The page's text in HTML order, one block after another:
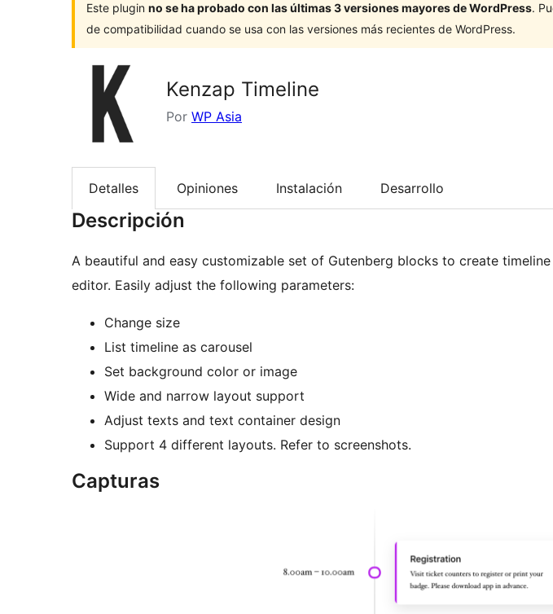
Este plugin no se ha probado con las últimas 3 versiones mayores de WordPress.
de compatibilidad cuando se usa con las versiones más recientes de WordPress.
Kenzap Timeline
Por WP Asia
Detalles Opiniones Instalación Desarrollo
Descripción
A beautiful and easy customizable set of Gutenberg blocks to create
editor. Easily adjust the following parameters:
Change size
List timeline as carousel
Set background color or image
Wide and narrow layout support
Adjust texts and text container design
Support 4 different layouts. Refer to screenshots.
Capturas